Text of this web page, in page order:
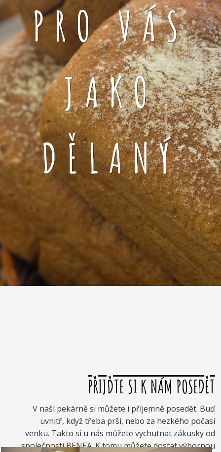
PRO VÁS
JAKO
DĚLANÝ
PŘIJĎTE SI K NÁM POSEDĚT
V naší pekárně si můžete i příjemně posedět. Buď
uvnitř, když třeba prší, nebo za hezkého počasí
venku. Takto si u nás můžete vychutnat zákusky od
společnosti BENEA. K tomu můžete dostat výbornou